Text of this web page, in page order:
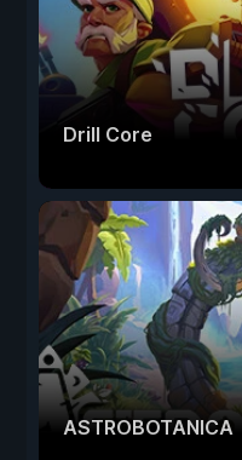
Drill Core
ASTROBOTANICA